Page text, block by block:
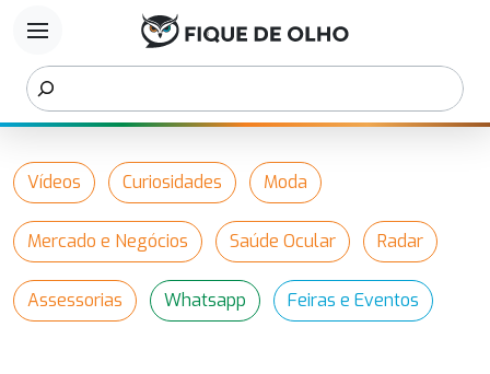
menu
Vídeos Curiosidades Moda
Mercado e Negócios Saúde Ocular Radar
Assessorias Whatsapp Feiras e Eventos